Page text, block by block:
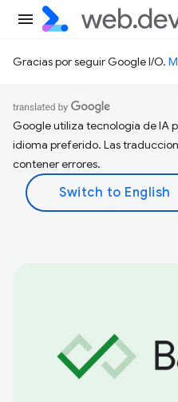
Gracias por seguir Google I/O.
Google utiliza tecnología de IA
idioma preferido. Las
contener errores.